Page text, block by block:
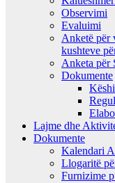
Observimi
Evaluimi
Anketë për
kushteve
Anketa për
Dokumente
Lajme dhe
Dokumente
Kalendari
Llogaritë
Furnizime